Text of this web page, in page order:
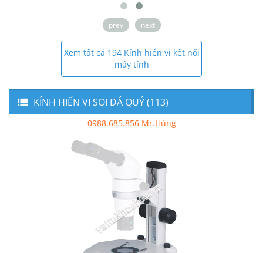
prev next
Xem tất cả 194 Kính hiển vi kết nối
máy tính
KÍNH HIỂN VI SOI ĐÁ QUÝ (113)
0988.685.856 Mr.Hùng